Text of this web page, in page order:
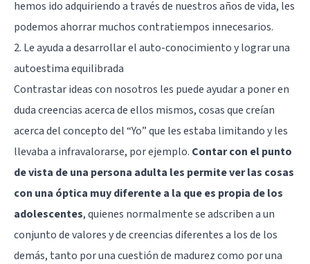
hemos ido adquiriendo a través de nuestros años de vida, les
podemos ahorrar muchos contratiempos innecesarios.
2. Le ayuda a desarrollar el auto-conocimiento y lograr una
autoestima equilibrada
Contrastar ideas con nosotros les puede ayudar a poner en
duda creencias acerca de ellos mismos, cosas que creían
acerca del concepto del “Yo” que les estaba limitando y les
llevaba a infravalorarse, por ejemplo. Contar con el punto
de vista de una persona adulta les permite ver las cosas
con una óptica muy diferente a la que es propia de los
adolescentes, quienes normalmente se adscriben a un
conjunto de valores y de creencias diferentes a los de los
demás, tanto por una cuestión de madurez como por una